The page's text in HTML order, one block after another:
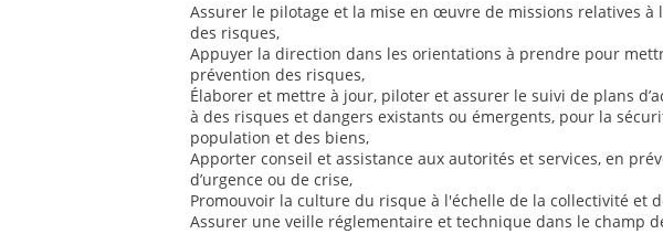
Assurer le pilotage et la mise en œuvre de missions relatives à
des risques,
Appuyer la direction dans les orientations à prendre pour
prévention des risques,
Élaborer et mettre à jour, piloter et assurer le suivi de plans
à des risques et dangers existants ou émergents, pour la
population et des biens,
Apporter conseil et assistance aux autorités et services, en
d’urgence ou de crise,
Promouvoir la culture du risque à l'échelle de la collectivité et
Assurer une veille réglementaire et technique dans le champ